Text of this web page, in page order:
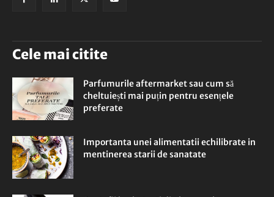
Cele mai citite
Parfumurile aftermarket sau cum să
cheltuiești mai puțin pentru esențele
preferate
Importanta unei alimentatii echilibrate in
mentinerea starii de sanatate